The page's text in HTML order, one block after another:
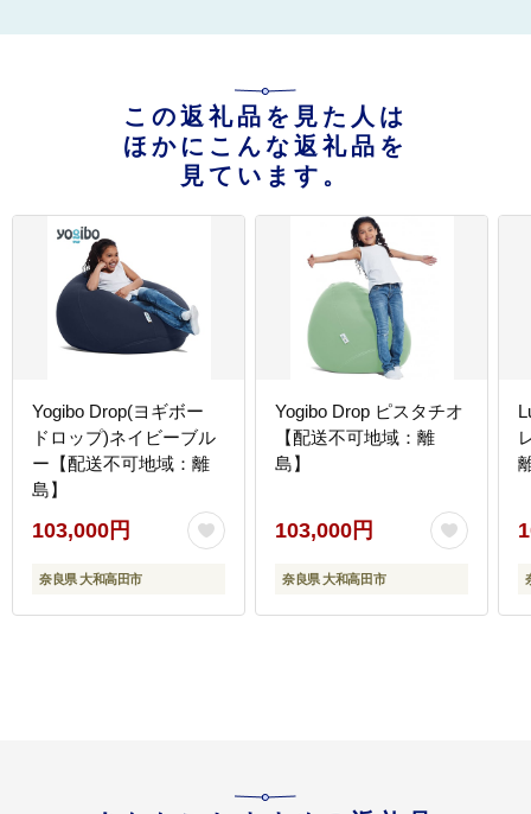
この返礼品を見た人は
ほかにこんな返礼品を
見ています。
Yogibo Drop(ヨギボー
ドロップ)ネイビーブル
ー【配送不可地域：離
島】
103,000円
奈良県 大和高田市
Yogibo Drop ピスタチオ
【配送不可地域：離
島】
103,000円
奈良県 大和高田市